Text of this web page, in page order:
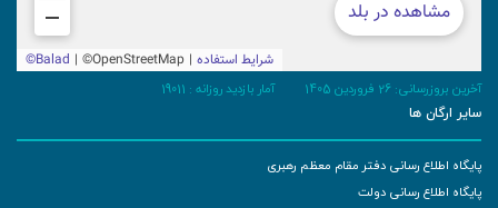
آخرین بروزرسانی: 26 فروردین 1405 آمار بازدید روزانه : 19011
سایر ارگان ها
پایگاه اطلاع رسانی دفتر مقام معظم رهبری
پایگاه اطلاع رسانی دولت